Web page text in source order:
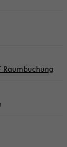
Raumbuchung